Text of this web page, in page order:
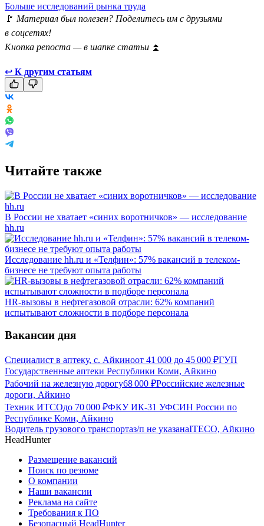
Больше исследований рынка труда
🚩 Материал был полезен? Поделитесь им с друзьями
в соцсетях!
Кнопка репоста — в шапке статьи ⏫
↩ К другим статьям
Читайте также
В России не хватает «синих воротничков» — исследование
hh.ru
Исследование hh.ru и «Телфин»: 57% вакансий в телеком-
бизнесе не требуют опыта работы
HR-вызовы в нефтегазовой отрасли: 62% компаний
испытывают сложности в подборе персонала
Вакансии дня
Специалист в аптеку, с. Айкиноот 41 000 до 45 000 ₽ГУП
Государственные аптеки Республики Коми, Айкино
Рабочий на железную дорогу68 000 ₽Российские железные
дороги, Айкино
Техник ИТСОдо 70 000 ₽ФКУ ИК-31 УФСИН России по
Республике Коми, Айкино
Водитель грузового транспортаз/п не указанаITECO, Айкино
HeadHunter
Размещение вакансий
Поиск по резюме
О компании
Наши вакансии
Реклама на сайте
Требования к ПО
Безопасный HeadHunter